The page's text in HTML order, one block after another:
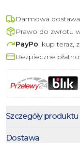
Darmowa
Prawo do zwrotu
PayPo, kup teraz,
Bezpieczne
Szczegóły produktu
Dostawa